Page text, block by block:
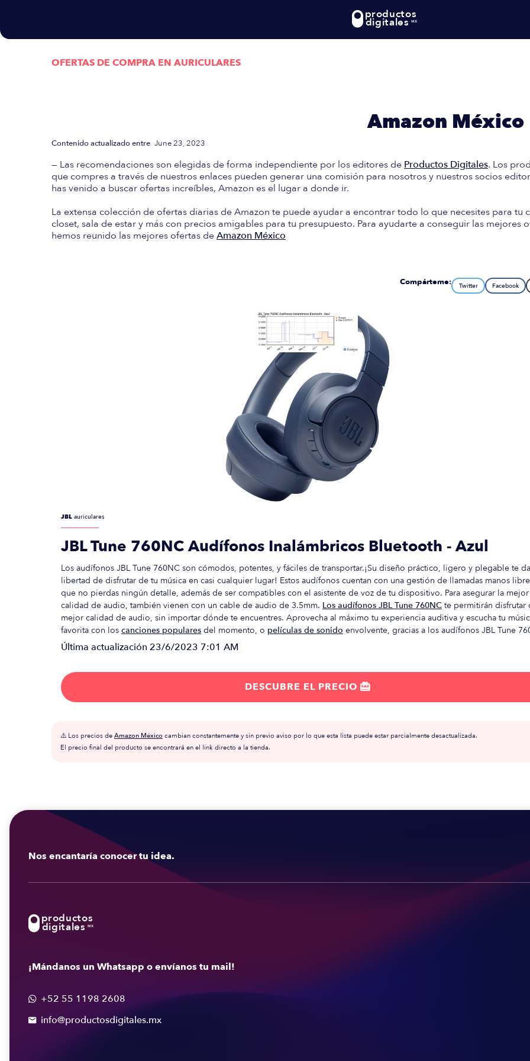
productos
digitales MX
OFERTAS DE COMPRA EN AURICULARES
las mejores Ofertas de Compra enAmazon México
Contenido actualizado entre June 23, 2023
— Las recomendaciones son elegidas de forma independiente por los editores de Productos Digitales. Los
que compres a través de nuestros enlaces pueden generar una comisión para nosotros y nuestros socios
has venido a buscar ofertas increíbles, Amazon es el lugar a donde ir.
La extensa colección de ofertas diarias de Amazon te puede ayudar a encontrar todo lo que necesites para tu
closet, sala de estar y más con precios amigables para tu presupuesto. Para ayudarte a conseguir las mejores
hemos reunido las mejores ofertas deAmazon México
Compárteme: Twitter Facebook
JBL auriculares
JBL Tune 760NC Audífonos Inalámbricos Bluetooth - Azul
Los audífonos JBL Tune 760NC son cómodos, potentes, y fáciles de transportar.¡Su diseño práctico, ligero y plegable te
libertad de disfrutar de tu música en casi cualquier lugar! Estos audífonos cuentan con una gestión de llamadas manos
que no pierdas ningún detalle, además de ser compatibles con el asistente de voz de tu dispositivo. Para asegurar la mejor
calidad de audio, también vienen con un cable de audio de 3.5mm. Los audífonos JBL Tune 760NC te permitirán disfrutar
mejor calidad de audio, sin importar dónde te encuentres. Aprovecha al máximo tu experiencia auditiva y escucha tu
favorita con los canciones populares del momento, o películas de sonido envolvente, gracias a los audífonos JBL Tune
Última actualización 23/6/2023 7:01 AM
DESCUBRE EL PRECIO 
⚠️ Los precios de Amazon México cambian constantemente y sin previo aviso por lo que esta lista puede estar parcialmente desactualizada.
El precio final del producto se encontrará en el link directo a la tienda.
Nos encantaría conocer tu idea.
productos
digitales MX
¡Mándanos un Whatsapp o envíanos tu mail!
 +52 55 1198 2608
 info@productosdigitales.mx